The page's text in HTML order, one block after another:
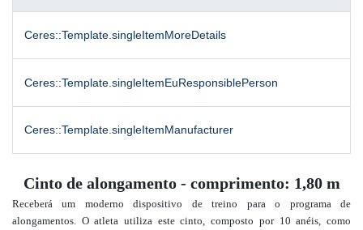
Ceres::Template.singleItemMoreDetails
Ceres::Template.singleItemEuResponsiblePerson
Ceres::Template.singleItemManufacturer
Cinto de alongamento - comprimento: 1,80 m
Receberá um moderno dispositivo de treino para o programa de
alongamentos. O atleta utiliza este cinto, composto por 10 anéis, como